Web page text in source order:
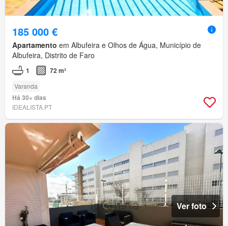
185 000 €
Apartamento em Albufeira e Olhos de Água, Município de
Albufeira, Distrito de Faro
1 72 m²
Varanda
Há 30+ dias
IDEALISTA.PT
Ver foto